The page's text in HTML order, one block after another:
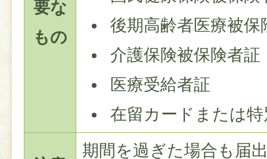
要な
もの
後期高齢者医療被保
介護保険被保険者証
医療受給者証
在留カードまたは
期間を過ぎた場合も届